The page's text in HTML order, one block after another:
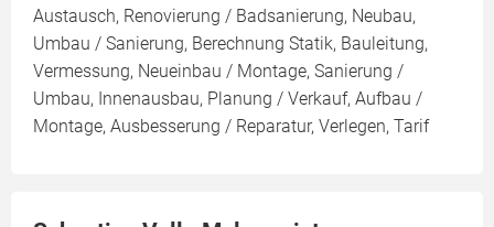
Austausch, Renovierung / Badsanierung, Neubau,
Umbau / Sanierung, Berechnung Statik, Bauleitung,
Vermessung, Neueinbau / Montage, Sanierung /
Umbau, Innenausbau, Planung / Verkauf, Aufbau /
Montage, Ausbesserung / Reparatur, Verlegen, Tarif